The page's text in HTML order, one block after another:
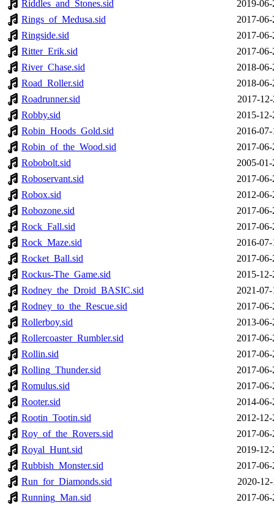
Riddles_and_Stones.sid
2019-
Rings_of_Medusa.sid
2017-
Ringside.sid
2017-
Ritter_Erik.sid
2017-
River_Chase.sid
2018-
Road_Roller.sid
2018-
Roadrunner.sid
2017-
Robby.sid
2015-
Robin_Hoods_Gold.sid
2016-
Robin_of_the_Wood.sid
2017-
Robobolt.sid
2005-
Roboservant.sid
2017-
Robox.sid
2012-
Robozone.sid
2017-
Rock_Fall.sid
2017-
Rock_Maze.sid
2016-
Rocket_Ball.sid
2017-
Rockus-The_Game.sid
2015-
Rodney_the_Droid_BASIC.sid
2021-
Rodney_to_the_Rescue.sid
2017-
Rollerboy.sid
2013-
Rollercoaster_Rumbler.sid
2017-
Rollin.sid
2017-
Rolling_Thunder.sid
2017-
Romulus.sid
2017-
Rooter.sid
2014-
Rootin_Tootin.sid
2012-
Roy_of_the_Rovers.sid
2017-
Royal_Hunt.sid
2019-
Rubbish_Monster.sid
2017-
Run_for_Diamonds.sid
2020-
Running_Man.sid
2017-